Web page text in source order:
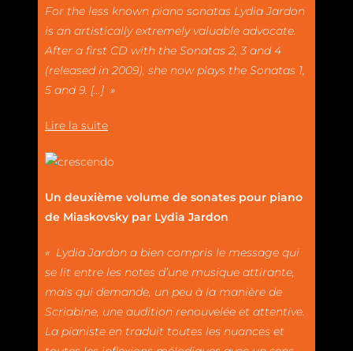
For the less known piano sonatas Lydia Jardon
is an artistically extremely valuable advocate.
After a first CD with the Sonatas 2, 3 and 4
(released in 2009), she now plays the Sonatas 1,
5 and 9. […] »
Lire la suite
Un deuxième volume de sonates pour piano
de Miaskovsky par Lydia Jardon
« Lydia Jardon a bien compris le message qui
se lit entre les notes d’une musique attirante,
mais qui demande, un peu à la manière de
Scriabine, une audition renouvelée et attentive.
La pianiste en traduit toutes les nuances et